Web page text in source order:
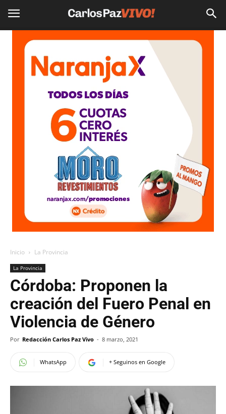
Inicio La Provincia
La Provincia
Córdoba: Proponen la
creación del Fuero Penal en
Violencia de Género
Por Redacción Carlos Paz Vivo - 8 marzo, 2021
WhatsApp + Seguinos en Google